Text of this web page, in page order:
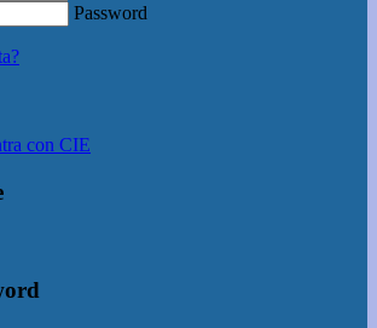
Password
con CIE